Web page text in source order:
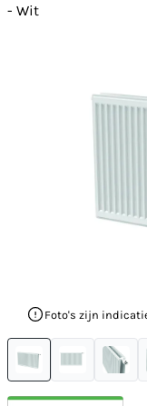
- Wit
Foto's zijn